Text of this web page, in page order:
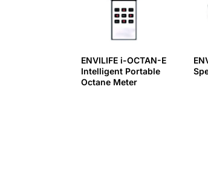
ENVILIFE i-OCTAN-E
Intelligent Portable
Octane Meter